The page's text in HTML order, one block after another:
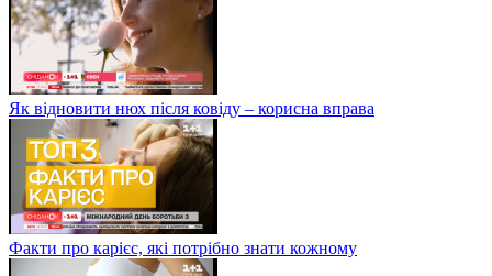
Як відновити нюх після ковіду – корисна вправа
Факти про карієс, які потрібно знати кожному